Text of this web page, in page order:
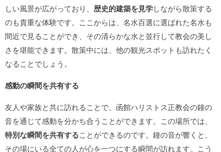
しい風景が広がっており、 歴史的建築を見学しながら散策する
のも貴重な体験です。ここからは、名水百選に選ばれた名水も
間近で見ることができ、その清らかな水と並行して教会の美し
さを堪能できます。散策中には、他の観光スポットも訪れたく
なることでしょう。
感動の瞬間を共有する
友人や家族と共に訪れることで、函館ハリストス正教会の鐘の
音を通じて感動を分かち合うことができます。この場所では、
特別な瞬間を共有することができるのです。鐘の音が響くと、
その場にいる全ての人が心を一つにする瞬間が訪れます。こう